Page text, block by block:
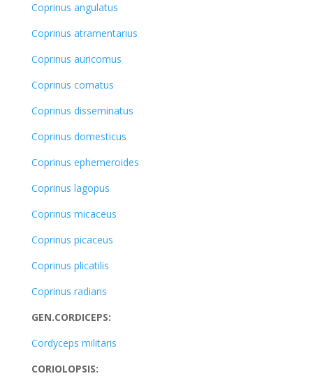
Coprinus angulatus
Coprinus atramentarius
Coprinus auricomus
Coprinus comatus
Coprinus disseminatus
Coprinus domesticus
Coprinus ephemeroides
Coprinus lagopus
Coprinus micaceus
Coprinus picaceus
Coprinus plicatilis
Coprinus radians
GEN.CORDICEPS:
Cordyceps militaris
CORIOLOPSIS: